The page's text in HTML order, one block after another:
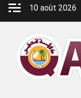
Aller
10 août 2026